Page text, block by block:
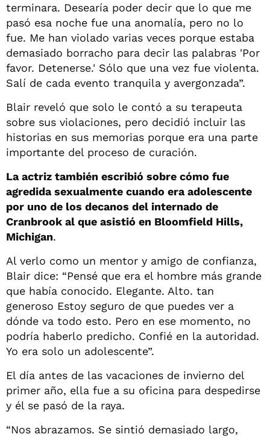
terminara. Desearía poder decir que lo que me
pasó esa noche fue una anomalía, pero no lo
fue. Me han violado varias veces porque estaba
demasiado borracho para decir las palabras 'Por
favor. Detenerse.' Sólo que una vez fue violenta.
Salí de cada evento tranquila y avergonzada”.
Blair reveló que solo le contó a su terapeuta
sobre sus violaciones, pero decidió incluir las
historias en sus memorias porque era una parte
importante del proceso de curación.
La actriz también escribió sobre cómo fue
agredida sexualmente cuando era adolescente
por uno de los decanos del internado de
Cranbrook al que asistió en Bloomfield Hills,
Michigan.
Al verlo como un mentor y amigo de confianza,
Blair dice: “Pensé que era el hombre más grande
que había conocido. Elegante. Alto. tan
generoso Estoy seguro de que puedes ver a
dónde va todo esto. Pero en ese momento, no
podría haberlo predicho. Confié en la autoridad.
Yo era solo un adolescente”.
El día antes de las vacaciones de invierno del
primer año, ella fue a su oficina para despedirse
y él se pasó de la raya.
“Nos abrazamos. Se sintió demasiado largo,